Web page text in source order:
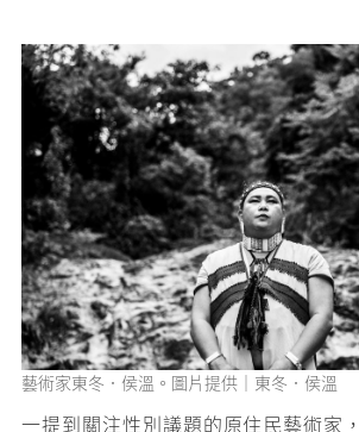
藝術家東冬．侯溫。圖片提供｜東冬．侯溫
一提到關注性別議題的原住民藝術家